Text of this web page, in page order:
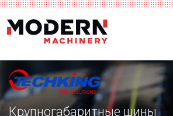
Крупногабаритные шины